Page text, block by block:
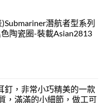
潛航者型系列
陶瓷圈-裝載Asian2813
釘，非常小巧精美的一款
，滿滿的小細節，做工可